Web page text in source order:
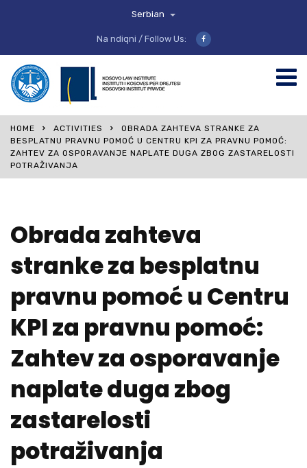
Serbian
Na ndiqni / Follow Us:
HOME ACTIVITIES
OBRADA ZAHTEVA STRANKE ZA
BESPLATNU PRAVNU POMOĆ U CENTRU KPI ZA PRAVNU POMOĆ:
ZAHTEV ZA OSPORAVANJE NAPLATE DUGA ZBOG ZASTARELOSTI
POTRAŽIVANJA
Obrada zahteva
stranke za besplatnu
pravnu pomoć u Centru
KPI za pravnu pomoć:
Zahtev za osporavanje
naplate duga zbog
zastarelosti
potraživanja